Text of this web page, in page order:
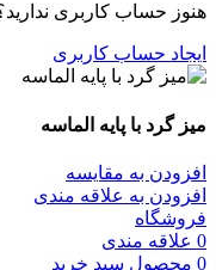
هنوز حساب کاربری
ایجاد حساب کاربری
میز گرد با پایه الماسه
افزودن به مقایسه
افزودن به علاقه مندی
فروشگاه
0 علاقه مندی
0 محصول سبد خرید